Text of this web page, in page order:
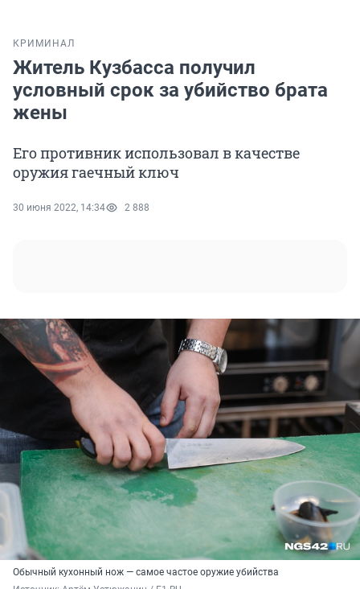
КРИМИНАЛ
Житель Кузбасса получил
условный срок за убийство брата
жены
Его противник использовал в качестве
оружия гаечный ключ
30 июня 2022, 14:34 2 888
Обычный кухонный нож — самое частое оружие убийства